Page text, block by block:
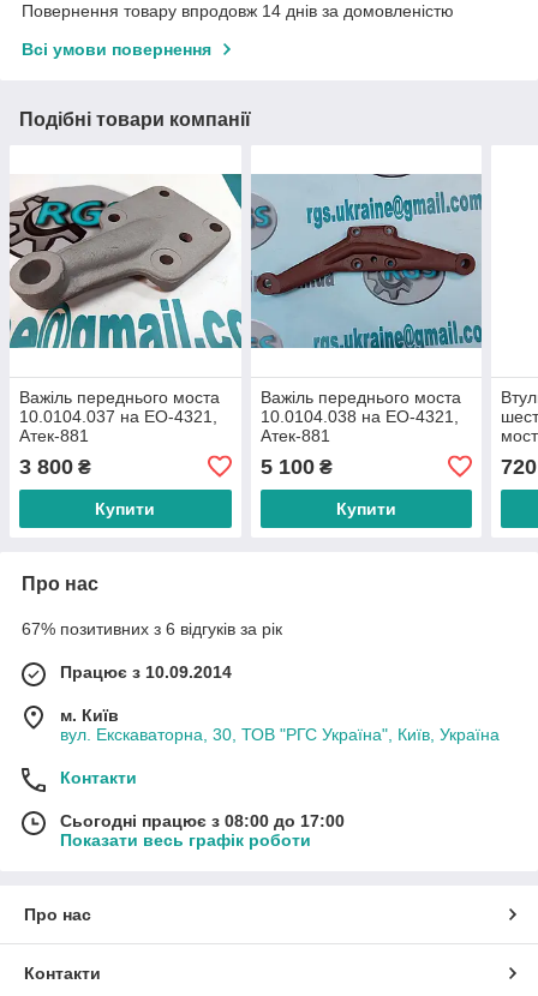
Повернення товару впродовж 14 днів за домовленістю
Всі умови повернення
Подібні товари компанії
Важіль переднього моста
10.0104.037 на ЕО-4321,
Атек-881
3 800 ₴
Купити
Важіль переднього моста
10.0104.038 на ЕО-4321,
Атек-881
5 100₴
Купити
720
Про нас
67% позитивних з 6 відгуків за рік
Працює з 10.09.2014
м. Київ
вул. Екскаваторна, 30, ТОВ "РГС Україна", Київ, Україна
Контакти
Сьогодні працює з 08:00 до 17:00
Показати весь графік роботи
Про нас
Контакти